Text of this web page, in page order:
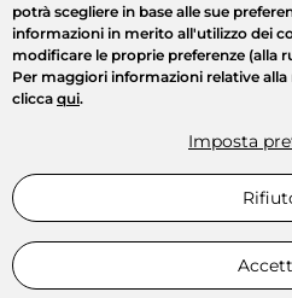
potrà scegliere in base alle sue
informazioni in merito all'utilizzo dei
modificare le proprie preferenze (alla
Per maggiori informazioni relative
clicca qui.
Imposta